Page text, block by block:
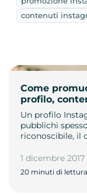
contenuti
Come
profilo,
Un profilo
pubblichi
riconoscibile, il
1 dicembre 2017
20 minuti di lettura